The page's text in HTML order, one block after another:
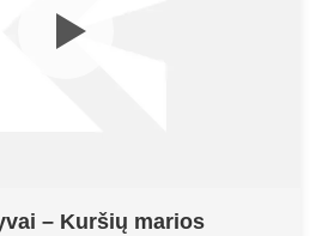
– Kuršių marios